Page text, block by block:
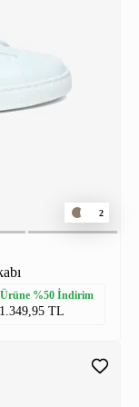
2
%50 İndirim
1.349,95 TL